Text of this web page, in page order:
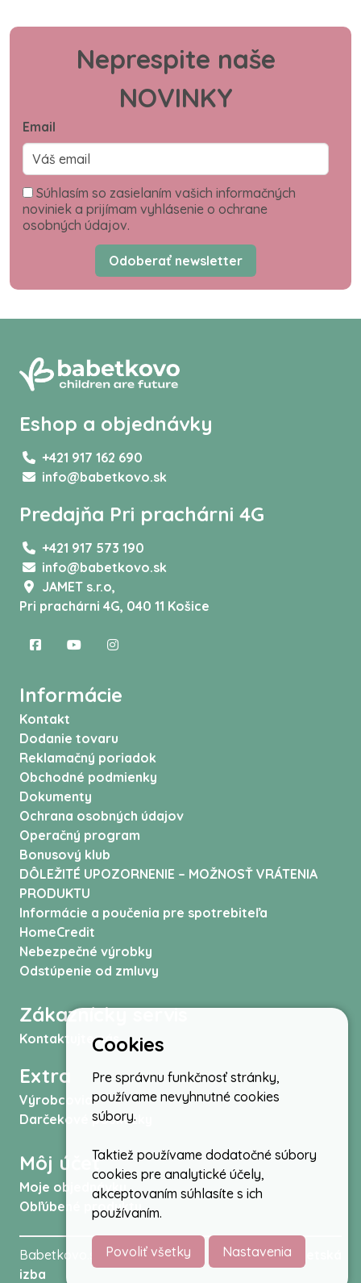
Neprespite naše
NOVINKY
Email
Súhlasím so zasielaním vašich informačných
noviniek a prijímam vyhlásenie o ochrane
osobných údajov.
Odoberať newsletter
Eshop a objednávky
+421 917 162 690
info@babetkovo.sk
Predajňa Pri prachárni 4G
+421 917 573 190
info@babetkovo.sk
JAMET s.r.o,
Pri prachárni 4G, 040 11 Košice
Informácie
Kontakt
Dodanie tovaru
Reklamačný poriadok
Obchodné podmienky
Dokumenty
Ochrana osobných údajov
Operačný program
Bonusový klub
DÔLEŽITÉ UPOZORNENIE – MOŽNOSŤ VRÁTENIA
PRODUKTU
Informácie a poučenia pre spotrebiteľa
HomeCredit
Nebezpečné výrobky
Odstúpenie od zmluvy
Zákaznícky servis
Kontaktujte nás
Extra
Výrobcovia
Darčekové poukážky
Môj účet
Moje objednávky
Obľúbené produkty
Babetkovo.sk © 2026 -Kočíky autosedačky,
izba
Cookies
Pre správnu funkčnosť stránky,
používame nevyhnutné cookies
súbory.
Taktiež používame dodatočné súbory
cookies pre analytické účely,
akceptovaním súhlasíte s ich
používaním.
Povoliť všetky Nastavenia